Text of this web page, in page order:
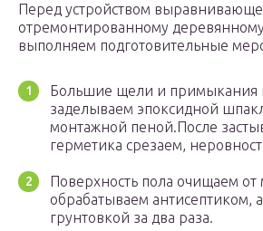
Перед устройством
отремонтированному
выполняем подготовительные
Большие щели и примыкания
заделываем эпоксидной
монтажной пеной.После
герметика срезаем,
Поверхность пола очищаем
обрабатываем антисептиком,
грунтовкой за два раза.